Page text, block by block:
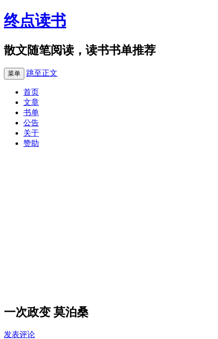
终点读书
散文随笔阅读，读书书单推荐
菜单 跳至正文
首页
文章
书单
公告
关于
赞助
一次政变 莫泊桑
发表评论